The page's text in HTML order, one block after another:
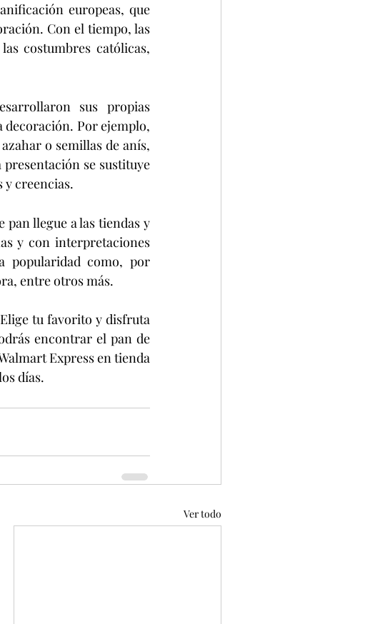
europeas, que
Con el tiempo, las
costumbres católicas,
sus propias
decoración. Por ejemplo,
o semillas de anís,
se sustituye
y creencias.
pan llegue a las tiendas y
y con interpretaciones
popularidad como, por
entre otros más.
tu favorito y disfruta
encontrar el pan de
Express en tienda
días.
Ver todo